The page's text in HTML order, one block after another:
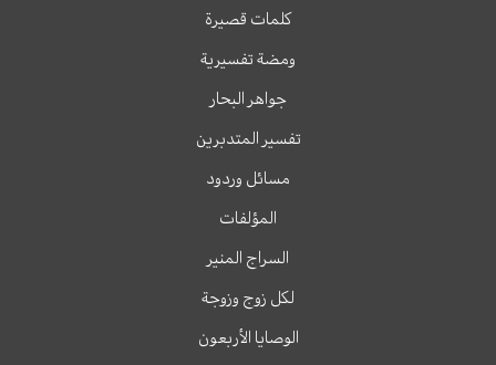
كلمات قصيرة
ومضة تفسيرية
جواهر البحار
تفسير المتدبرين
مسائل وردود
المؤلفات
السراج المنير
لكل زوج وزوجة
الوصايا الأربعون